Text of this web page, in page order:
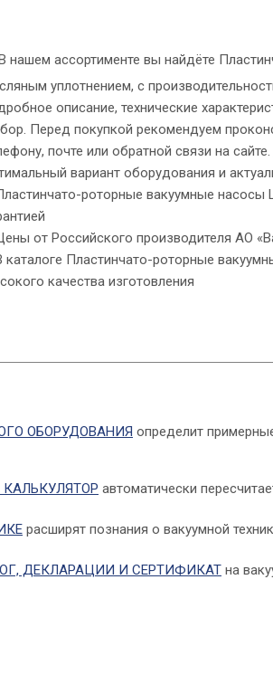
нашем ассортименте вы найдёте
уплотнением, с
описание, технические
Перед покупкой рекомендуем
почте или обратной связи на сайте.
вариант оборудования и
роторные вакуумные насосы
от Российского производителя АО
каталоге Пластинчато-роторные
качества изготовления
ОБОРУДОВАНИЯ определит
автоматически
расширят познания о вакуумной
ДЕКЛАРАЦИИ И СЕРТИФИКАТ на